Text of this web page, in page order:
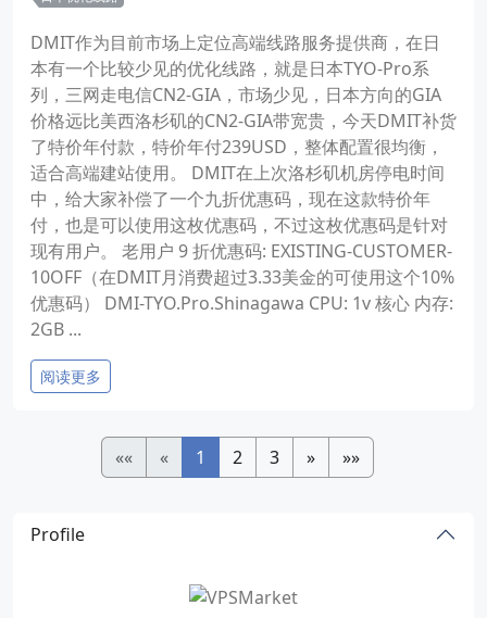
DMIT作为目前市场上定位高端线路服务提供商，在日
本有一个比较少见的优化线路，就是日本TYO-Pro系
列，三网走电信CN2-GIA，市场少见，日本方向的GIA
价格远比美西洛杉矶的CN2-GIA带宽贵，今天DMIT补货
了特价年付款，特价年付239USD，整体配置很均衡，
适合高端建站使用。 DMIT在上次洛杉矶机房停电时间
中，给大家补偿了一个九折优惠码，现在这款特价年
付，也是可以使用这枚优惠码，不过这枚优惠码是针对
现有用户。 老用户 9 折优惠码: EXISTING-CUSTOMER-
10OFF（在DMIT月消费超过3.33美金的可使用这个10%
优惠码） DMI-TYO.Pro.Shinagawa CPU: 1v 核心 内存:
2GB ...
阅读更多
«« « 1 2 3 » »»
Profile